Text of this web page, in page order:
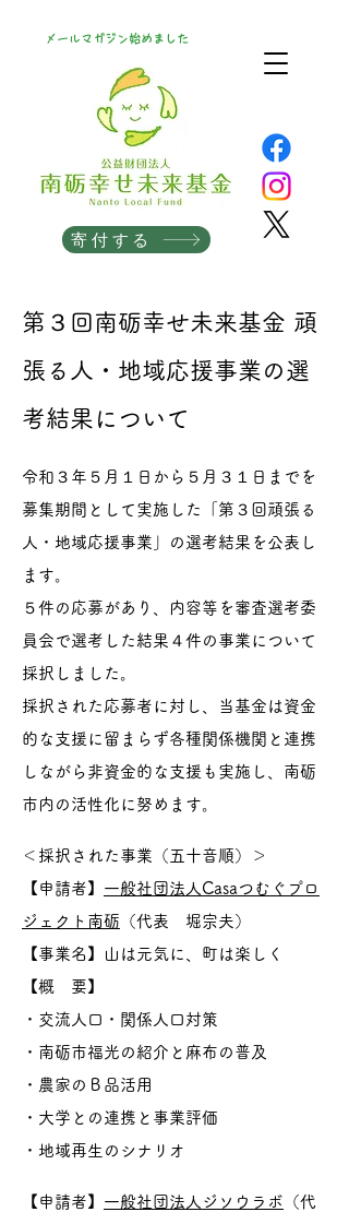
寄付する
メールマガジン始めました
第３回南砺幸せ未来基金 頑
張る人・地域応援事業の選
考結果について
令和３年５月１日から５月３１日までを
募集期間として実施した「第３回頑張る
人・地域応援事業」の選考結果を公表し
ます。
５件の応募があり、内容等を審査選考委
員会で選考した結果４件の事業について
採択しました。
採択された応募者に対し、当基金は資金
的な支援に留まらず各種関係機関と連携
しながら非資金的な支援も実施し、南砺
市内の活性化に努めます。
＜採択された事業（五十音順）＞
【申請者】 一般社団法人Casaつむぐプロ
ジェクト南砺 （代表 堀宗夫）
【事業名】山は元気に、町は楽しく
【概 要】
・交流人口・関係人口対策
・南砺市福光の紹介と麻布の普及
・農家のＢ品活用
・大学との連携と事業評価
・地域再生のシナリオ
【申請者】 一般社団法人ジソウラボ （代